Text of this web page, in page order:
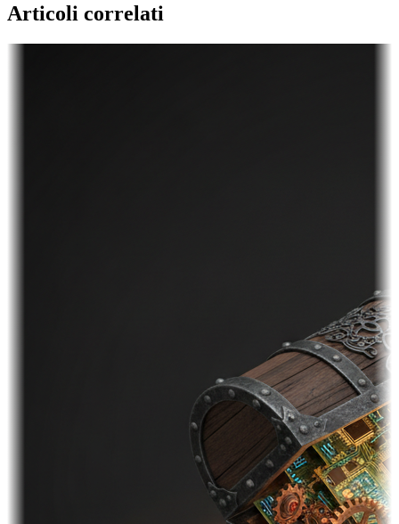
Articoli correlati